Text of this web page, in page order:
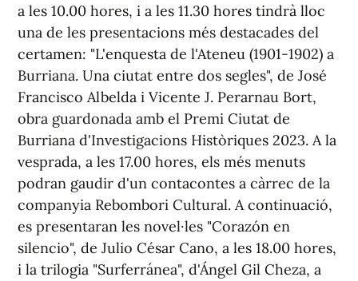
a les 10.00 hores, i a les 11.30 hores tindrà lloc
una de les presentacions més destacades del
certamen: "L'enquesta de l'Ateneu (1901-1902) a
Burriana. Una ciutat entre dos segles", de José
Francisco Albelda i Vicente J. Perarnau Bort,
obra guardonada amb el Premi Ciutat de
Burriana d'Investigacions Històriques 2023. A la
vesprada, a les 17.00 hores, els més menuts
podran gaudir d'un contacontes a càrrec de la
companyia Rebombori Cultural. A continuació,
es presentaran les novel·les "Corazón en
silencio", de Julio César Cano, a les 18.00 hores,
i la trilogia "Surferránea", d'Ángel Gil Cheza, a